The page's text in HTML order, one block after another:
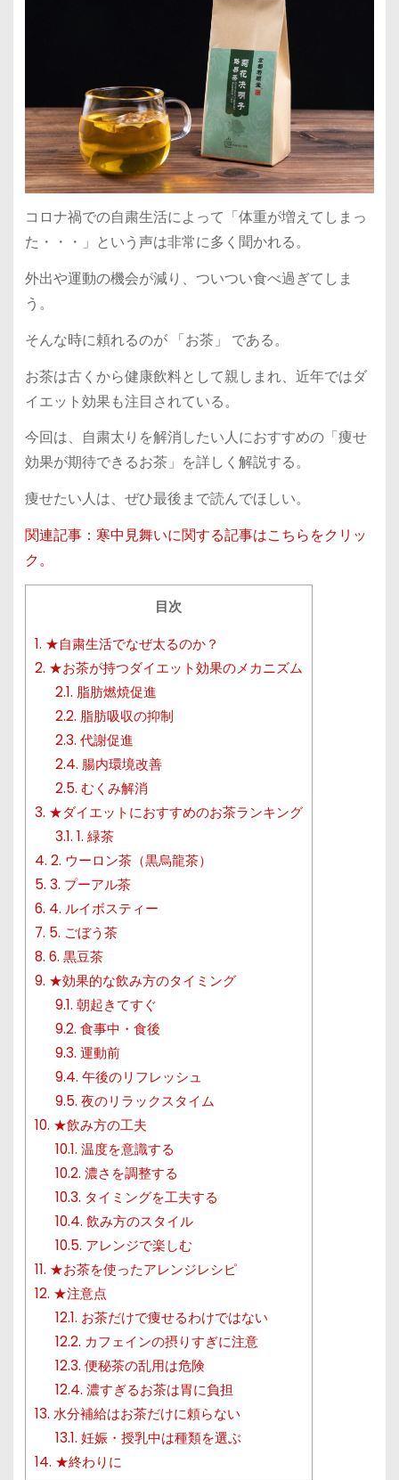
コロナ禍での自粛生活によって「体重が増えてしまっ
た・・・」という声は非常に多く聞かれる。
外出や運動の機会が減り、ついつい食べ過ぎてしま
う。
そんな時に頼れるのが 「お茶」 である。
お茶は古くから健康飲料として親しまれ、近年ではダ
イエット効果も注目されている。
今回は、自粛太りを解消したい人におすすめの「痩せ
効果が期待できるお茶」を詳しく解説する。
痩せたい人は、ぜひ最後まで読んでほしい。
関連記事：寒中見舞いに関する記事はこちらをクリッ
ク。
目次
1. ★自粛生活でなぜ太るのか？
2. ★お茶が持つダイエット効果のメカニズム
2.1. 脂肪燃焼促進
2.2. 脂肪吸収の抑制
2.3. 代謝促進
2.4. 腸内環境改善
2.5. むくみ解消
3. ★ダイエットにおすすめのお茶ランキング
3.1. 1. 緑茶
4. 2. ウーロン茶（黒烏龍茶）
5. 3. プーアル茶
6. 4. ルイボスティー
7. 5. ごぼう茶
8. 6. 黒豆茶
9. ★効果的な飲み方のタイミング
9.1. 朝起きてすぐ
9.2. 食事中・食後
9.3. 運動前
9.4. 午後のリフレッシュ
9.5. 夜のリラックスタイム
10. ★飲み方の工夫
10.1. 温度を意識する
10.2. 濃さを調整する
10.3. タイミングを工夫する
10.4. 飲み方のスタイル
10.5. アレンジで楽しむ
11. ★お茶を使ったアレンジレシピ
12. ★注意点
12.1. お茶だけで痩せるわけではない
12.2. カフェインの摂りすぎに注意
12.3. 便秘茶の乱用は危険
12.4. 濃すぎるお茶は胃に負担
13. 水分補給はお茶だけに頼らない
13.1. 妊娠・授乳中は種類を選ぶ
14. ★終わりに